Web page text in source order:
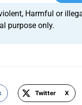
Harmful or
purpose only.
Twitter X